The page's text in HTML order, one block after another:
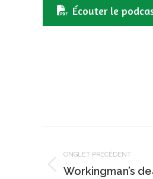
Écouter le
commentaire
ONGLET PRÉCÉDENT
Onglet
Workingman’s